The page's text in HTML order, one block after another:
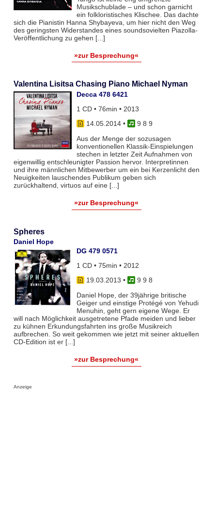
Musikschublade – und schon garnicht
ein folkloristisches Klischee. Das dachte
sich die Pianistin Hanna Shybayeva, um hier nicht den Weg
des geringsten Widerstandes eines soundsovielten Piazolla-
Veröffentlichung zu gehen [...]
»zur Besprechung«
Valentina Lisitsa Chasing Piano Michael Nyman
Decca 478 6421
1 CD • 76min • 2013
14.05.2014•
9 8 9
Aus der Menge der sozusagen
konventionellen Klassik-Einspielungen
stechen in letzter Zeit Aufnahmen von
eigenwillig entschleunigter Passion hervor. Interpretinnen
und ihre männlichen Mitbewerber um ein bei Kerzenlicht den
Neuigkeiten lauschendes Publikum geben sich
zurückhaltend, virtuos auf eine [...]
»zur Besprechung«
Spheres
Daniel Hope
DG 479 0571
1 CD • 75min • 2012
19.03.2013 •
9 9 8
Daniel Hope, der 39jährige britische
Geiger und einstige Protégé von Yehudi
Menuhin, geht gern eigene Wege. Er
will nach Möglichkeit ausgetretene Pfade meiden und lieber
zu kühnen Erkundungsfahrten ins große Musikreich
aufbrechen. So weit gekommen wie jetzt mit seiner aktuellen
CD-Edition ist er [...]
»zur Besprechung«
Anzeige